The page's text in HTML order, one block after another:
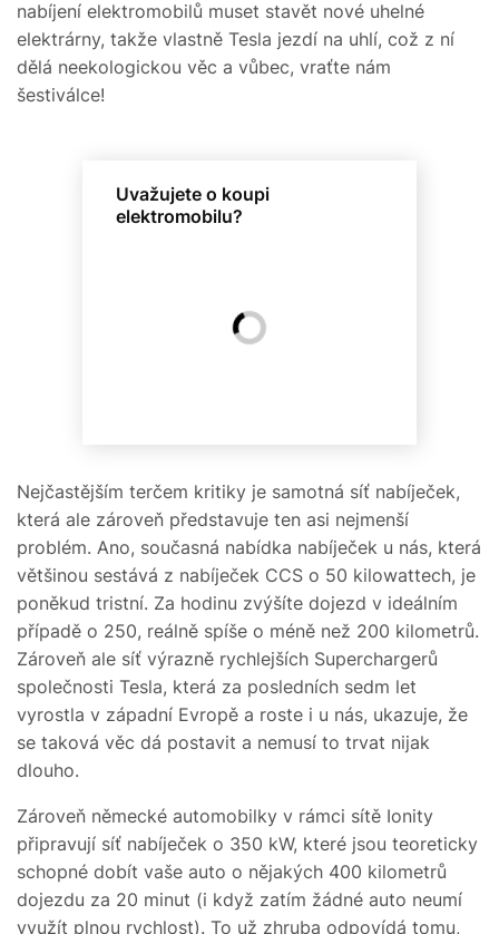
nabíjení elektromobilů muset stavět nové uhelné
elektrárny, takže vlastně Tesla jezdí na uhlí, což z ní
dělá neekologickou věc a vůbec, vraťte nám
šestiválce!
Uvažujete o koupi
elektromobilu?
Nejčastějším terčem kritiky je samotná síť nabíječek,
která ale zároveň představuje ten asi nejmenší
problém. Ano, současná nabídka nabíječek u nás, která
většinou sestává z nabíječek CCS o 50 kilowattech, je
poněkud tristní. Za hodinu zvýšíte dojezd v ideálním
případě o 250, reálně spíše o méně než 200 kilometrů.
Zároveň ale síť výrazně rychlejších Superchargerů
společnosti Tesla, která za posledních sedm let
vyrostla v západní Evropě a roste i u nás, ukazuje, že
se taková věc dá postavit a nemusí to trvat nijak
dlouho.
Zároveň německé automobilky v rámci sítě Ionity
připravují síť nabíječek o 350 kW, které jsou teoreticky
schopné dobít vaše auto o nějakých 400 kilometrů
dojezdu za 20 minut (i když zatím žádné auto neumí
využít plnou rychlost). To už zhruba odpovídá tomu,